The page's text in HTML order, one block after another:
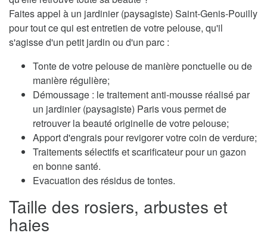
Faites appel à un jardinier (paysagiste) Saint-Genis-Pouilly
pour tout ce qui est entretien de votre pelouse, qu'il
s'agisse d'un petit jardin ou d'un parc :
Tonte de votre pelouse de manière ponctuelle ou de
manière régulière;
Démoussage : le traitement anti-mousse réalisé par
un jardinier (paysagiste) Paris vous permet de
retrouver la beauté originelle de votre pelouse;
Apport d'engrais pour revigorer votre coin de verdure;
Traitements sélectifs et scarificateur pour un gazon
en bonne santé.
Evacuation des résidus de tontes.
Taille des rosiers, arbustes et
haies